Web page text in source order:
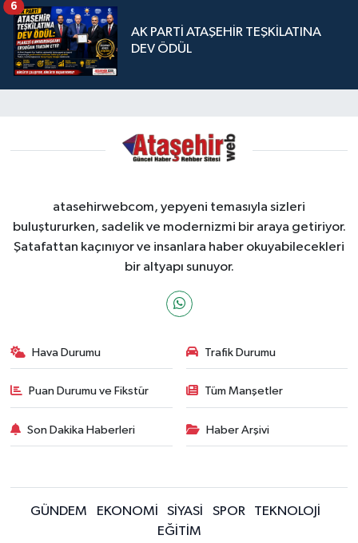
AK PARTİ ATAŞEHİR TEŞKİLATINA
DEV ÖDÜL
6
atasehirwebcom, yepyeni temasıyla sizleri
buluştururken, sadelik ve modernizmi bir araya getiriyor.
Şatafattan kaçınıyor ve insanlara haber okuyabilecekleri
bir altyapı sunuyor.
Hava Durumu Trafik Durumu
Puan Durumu ve Fikstür Tüm Manşetler
Son Dakika Haberleri Haber Arşivi
GÜNDEM EKONOMİ SİYASİ SPOR
TEKNOLOJİ
EĞİTİM